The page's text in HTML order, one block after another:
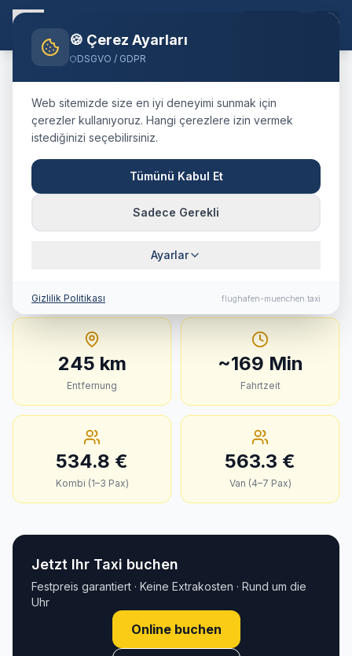
Home Blog TaxiHallstattMünchen Airport
🇦🇹 Österreich·Bezirk Gmunden, Oberösterreich
TaxiHallstatt
München
:Festpreis,
Fahrtdauer & Tipps
245 km · ca. 169 Min. · Festpreis ab
245 km
Entfernung
~169 Min
Fahrtzeit
534.8 €
Kombi (1–3 Pax)
563.3 €
Van (4–7 Pax)
Jetzt Ihr Taxi buchen
Festpreis garantiert · Keine Extrakosten · Rund um die
Uhr
Online buchen
🍪 Çerez Ayarları
DSGVO / GDPR
Web sitemizde size en iyi deneyimi sunmak için
çerezler kullanıyoruz. Hangi çerezlere izin vermek
istediğinizi seçebilirsiniz.
Tümünü Kabul Et
Sadece Gerekli
Ayarlar
Gizlilik Politikası flughafen-muenchen.taxi